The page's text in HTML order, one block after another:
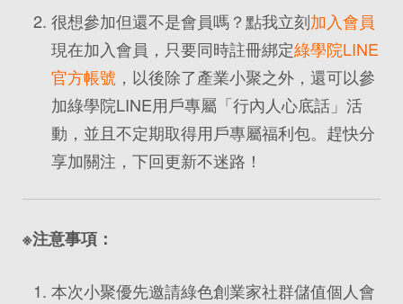
很想參加但還不是會員嗎？點我立刻加入會員
現在加入會員，只要同時註冊綁定綠學院LINE
官方帳號 ，以後除了產業小聚之外，還可以參
加綠學院LINE用戶專屬「行內人心底話」活
動，並且不定期取得用戶專屬福利包。趕快分
享加關注，下回更新不迷路！
※注意事項：
本次小聚優先邀請綠色創業家社群儲值個人會